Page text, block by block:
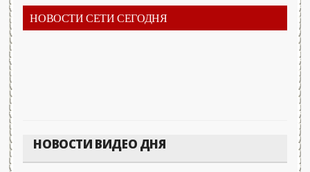
НОВОСТИ СЕТИ СЕГОДНЯ
НОВОСТИ ВИДЕО ДНЯ